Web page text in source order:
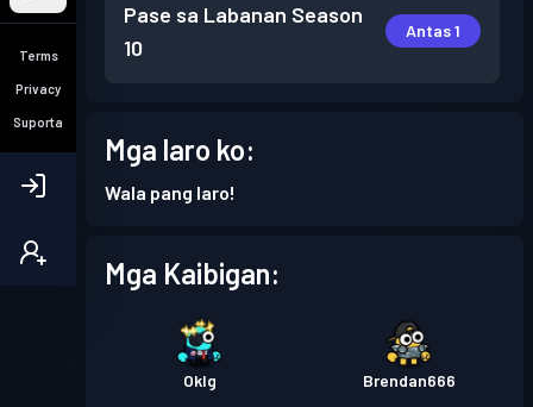
Terms
Privacy
Suporta
Pase sa Labanan Season
10
Antas 1
Mga laro ko:
Wala pang laro!
Mga Kaibigan:
Oklg Brendan666